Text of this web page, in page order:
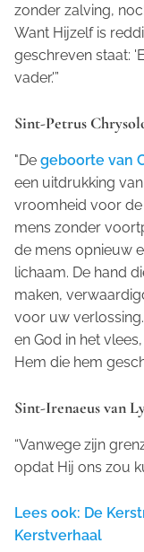
zonder zalving,
Want Hijzelf is
geschreven staat:
vader.'”
Sint-Petrus
"De geboorte van
een uitdrukking
vroomheid voor de
mens zonder
de mens opnieuw
lichaam. De hand
maken,
voor uw
en God in het
Hem die hem
Sint-Irenaeus van
“Vanwege zijn
opdat Hij ons zou
Lees ook: De
Kerstverhaal